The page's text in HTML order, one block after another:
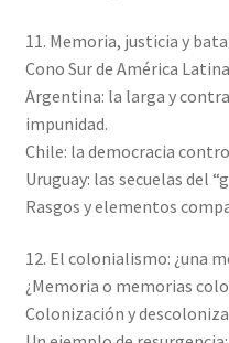
11. Memoria, justicia y
Cono Sur de América Latina
Argentina: la larga y
impunidad.
Chile: la democracia
Uruguay: las secuelas del
Rasgos y elementos
12. El colonialismo: ¿una
¿Memoria o memorias
Colonización y